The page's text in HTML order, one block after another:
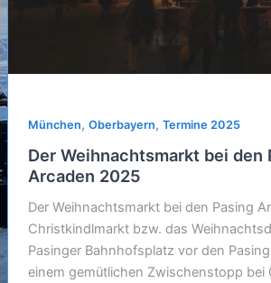
München, Oberbayern, Termine 2025
Der Weihnachtsmarkt bei den
Arcaden 2025
Der Weihnachtsmarkt bei den Pasing
Christkindlmarkt bzw. das
Pasinger Bahnhofsplatz vor den
einem gemütlichen Zwischenstopp bei